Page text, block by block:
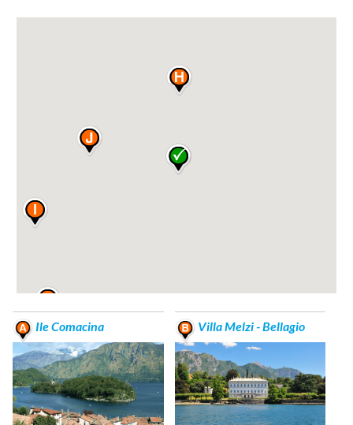
Ile Comacina Villa Melzi - Bellagio